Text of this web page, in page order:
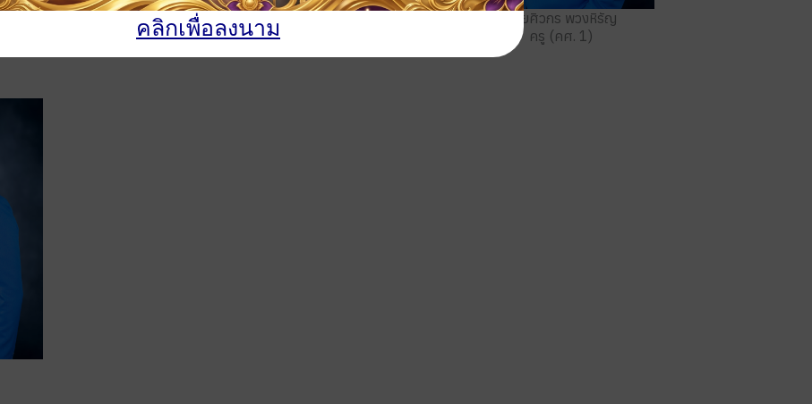
นางสาวนภวรรณ แสนทวีสุข
ครู (คศ. 1)
นายศิวกร พวงหิรัญ
ครู (คศ. 1)
คลิกเพื่อลงนาม